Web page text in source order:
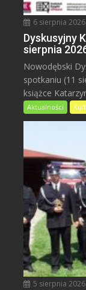
6 sierpnia 2026
Dyskusyjny
sierpnia
Nowodębski
spotkaniu (11
książce
Aktualności
5 sierpnia 2026